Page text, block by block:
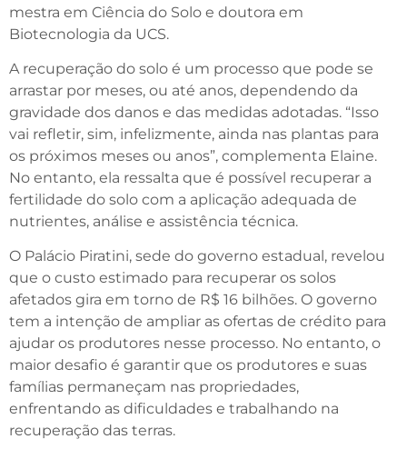
mestra em Ciência do Solo e doutora em
Biotecnologia da UCS.
A recuperação do solo é um processo que pode se
arrastar por meses, ou até anos, dependendo da
gravidade dos danos e das medidas adotadas. “Isso
vai refletir, sim, infelizmente, ainda nas plantas para
os próximos meses ou anos”, complementa Elaine.
No entanto, ela ressalta que é possível recuperar a
fertilidade do solo com a aplicação adequada de
nutrientes, análise e assistência técnica.
O Palácio Piratini, sede do governo estadual, revelou
que o custo estimado para recuperar os solos
afetados gira em torno de R$ 16 bilhões. O governo
tem a intenção de ampliar as ofertas de crédito para
ajudar os produtores nesse processo. No entanto, o
maior desafio é garantir que os produtores e suas
famílias permaneçam nas propriedades,
enfrentando as dificuldades e trabalhando na
recuperação das terras.